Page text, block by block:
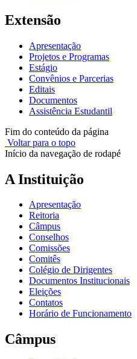
Extensão
Apresentação
Projetos e Programas
Estágio
Convênios e Parcerias
Editais
Documentos
Assistência Estudantil
Fim do conteúdo da página
Voltar para o topo
Início da navegação de rodapé
A Instituição
Apresentação
Reitoria
Câmpus
Conselhos
Comissões
Comitês
Colégio de Dirigentes
Documentos Institucionais
Eleições
Contatos
Horário de Funcionamento
Câmpus